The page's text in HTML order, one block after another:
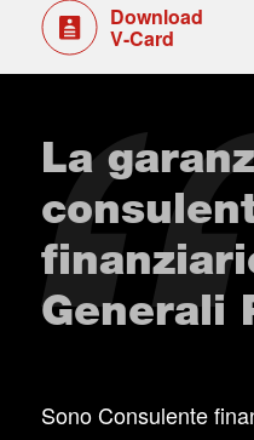
Download
V-Card
La
Generali
Sono Consulente